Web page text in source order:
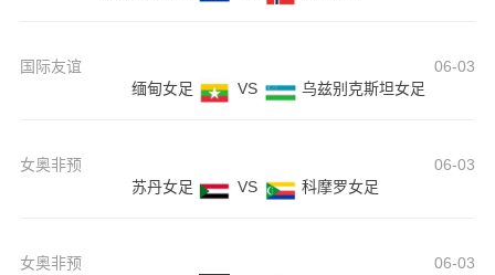
国际友谊
06-03
缅甸女足
VS 乌兹别克斯坦女足
女奥非预
06-03
苏丹女足
VS 科摩罗女足
女奥非预 06-03